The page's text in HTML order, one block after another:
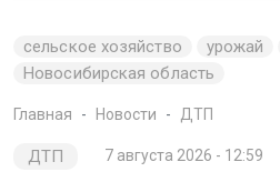
сельское хозяйство урожай
Новосибирская область
Главная Новости ДТП
ДТП 7 августа 2026 - 12:59